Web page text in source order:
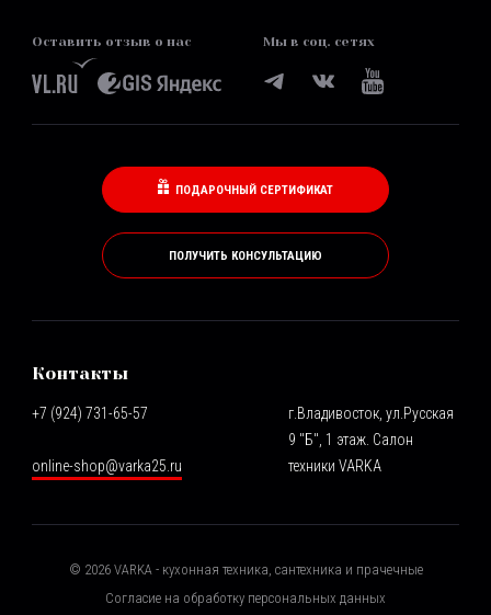
Оставить отзыв о нас Мы в соц. сетях
ПОДАРОЧНЫЙ СЕРТИФИКАТ
ПОЛУЧИТЬ КОНСУЛЬТАЦИЮ
Контакты
+7 (924) 731-65-57
online-shop@varka25.ru
г.Владивосток, ул.Русская
9 "Б", 1 этаж. Салон
техники VARKA
© 2026VARKA - кухонная техника, сантехника и прачечные
Согласие на обработку персональных данных